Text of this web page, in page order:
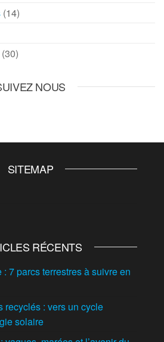
(14)
(30)
NOUS
SITEMAP
RÉCENTS
: 7 parcs terrestres à suivre en
recyclés : vers un cycle
solaire